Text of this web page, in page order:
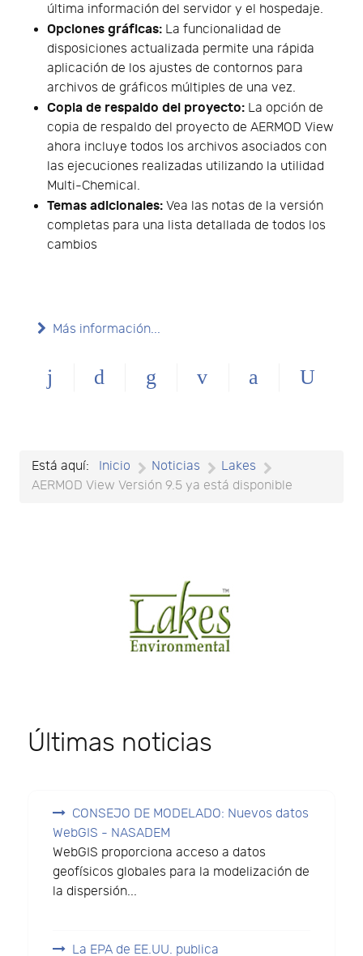
última información del servidor y el hospedaje.
Opciones gráficas: La funcionalidad de
disposiciones actualizada permite una rápida
aplicación de los ajustes de contornos para
archivos de gráficos múltiples de una vez.
Copia de respaldo del proyecto: La opción de
copia de respaldo del proyecto de AERMOD View
ahora incluye todos los archivos asociados con
las ejecuciones realizadas utilizando la utilidad
Multi-Chemical.
Temas adicionales: Vea las notas de la versión
completas para una lista detallada de todos los
cambios
Más información...
Está aquí: Inicio Noticias
Lakes
AERMOD View Versión 9.5 ya está disponible
Últimas noticias
CONSEJO DE MODELADO: Nuevos datos
WebGIS - NASADEM
WebGIS proporciona acceso a datos
geofísicos globales para la modelización de
la dispersión...
La EPA de EE.UU. publica